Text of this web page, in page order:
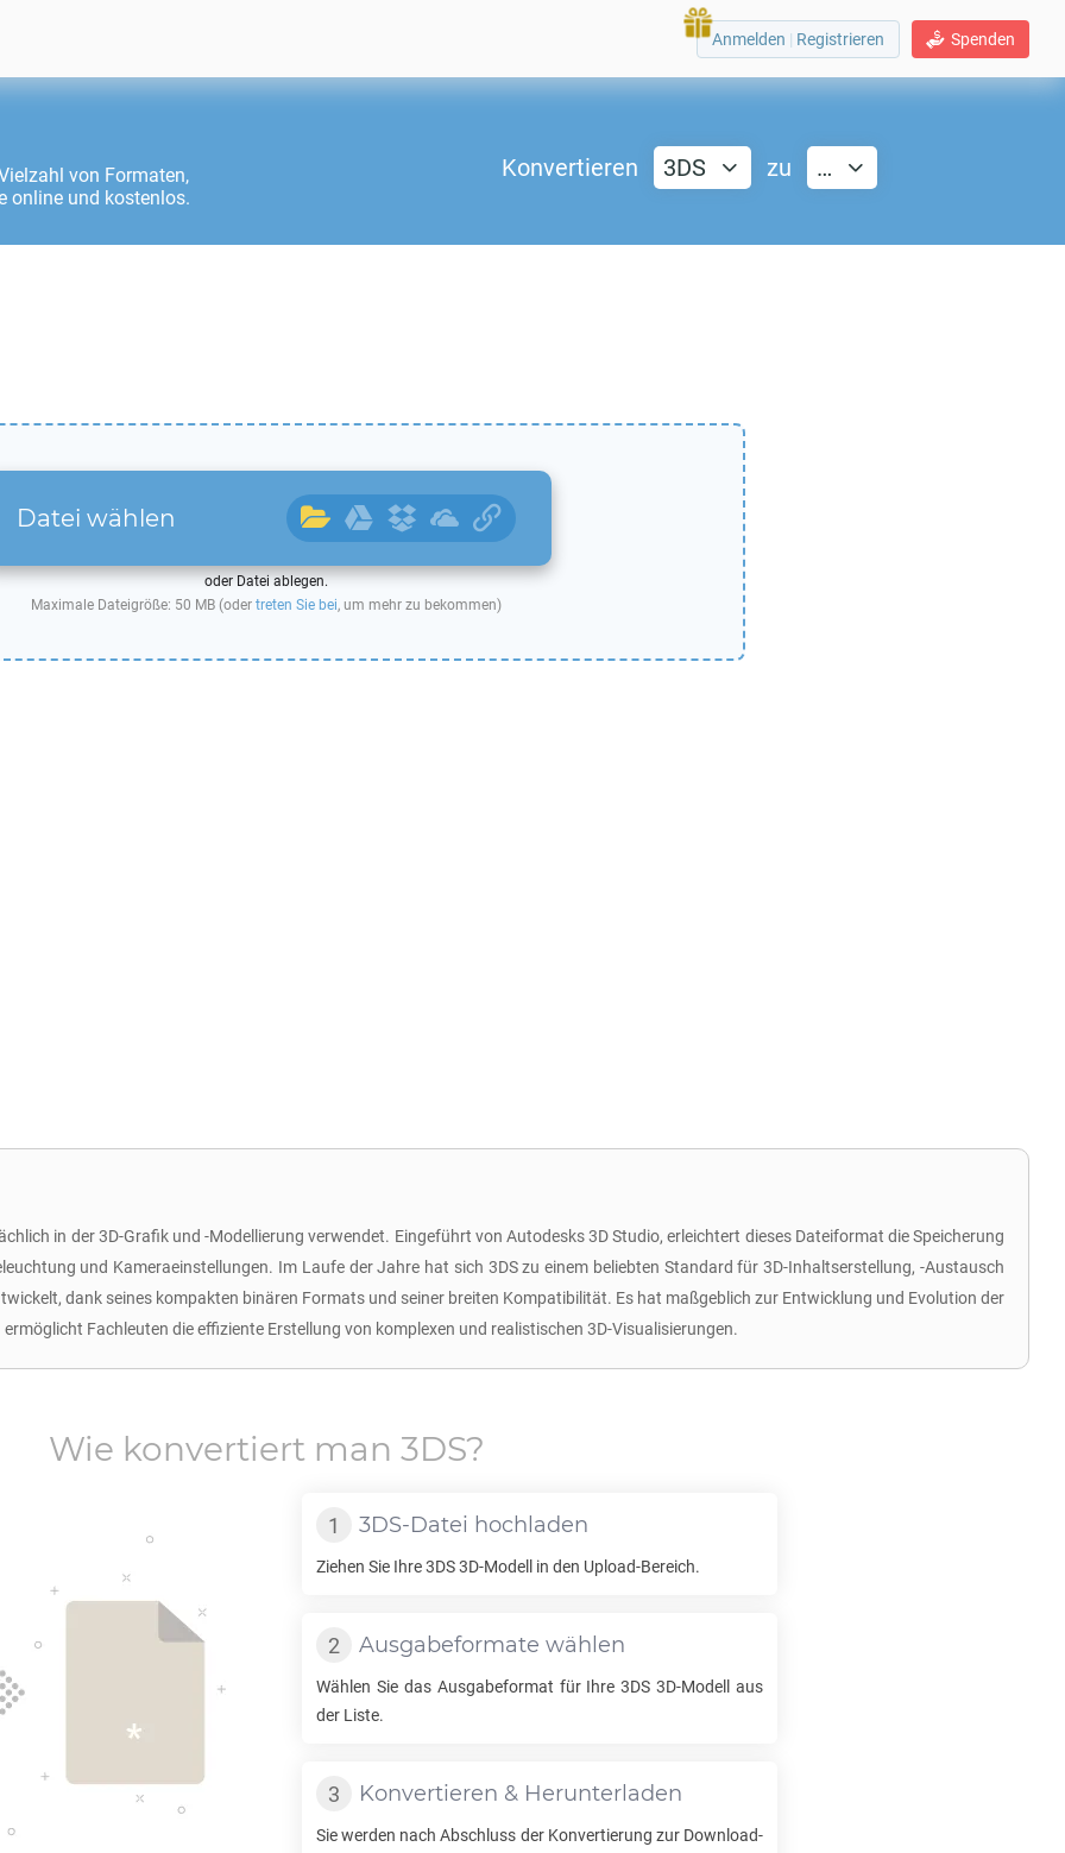
Spenden
Anmelden | Registrieren
von Formaten,
online und kostenlos.
Konvertieren 3DS zu …
Datei wählen
oder Datei ablegen.
Maximale Dateigröße: 50 MB (oder treten Sie bei, um mehr zu bekommen)
in der 3D-Grafik und -Modellierung verwendet. Eingeführt von Autodesks 3D Studio, erleichtert dieses Dateiformat die Speicherung
und Kameraeinstellungen. Im Laufe der Jahre hat sich 3DS zu einem beliebten Standard für 3D-Inhaltserstellung, -Austausch
dank seines kompakten binären Formats und seiner breiten Kompatibilität. Es hat maßgeblich zur Entwicklung und Evolution der
Fachleuten die effiziente Erstellung von komplexen und realistischen 3D-Visualisierungen.
Wie konvertiert man 3DS?
3DS-Datei hochladen
Ziehen Sie Ihre3DS3D-Modell in den Upload-Bereich.
Ausgabeformate wählen
Wählen Sie das Ausgabeformat für Ihre3DS 3D-Modell aus
der Liste.
Konvertieren & Herunterladen
Sie werden nach Abschluss der Konvertierung zur Download-